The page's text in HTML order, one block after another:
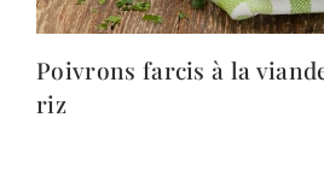
Poivrons farcis à la
riz